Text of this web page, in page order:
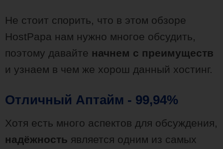
Не стоит спорить, что в этом обзоре
HostPapa нам нужно многое обсудить,
поэтому давайте начнем с преимуществ
и узнаем в чем же хорош данный хостинг.
Отличный Аптайм - 99,94%
Хотя есть много аспектов для обсуждения,
надёжность является одним из самых